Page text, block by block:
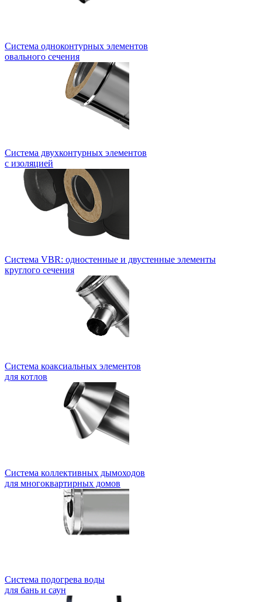
Система одноконтурных элементов
овального сечения
Система двухконтурных элементов
с изоляцией
Система VBR: одностенные и двустенные элементы
круглого сечения
Система коаксиальных элементов
для котлов
Система коллективных дымоходов
для многоквартирных домов
Система подогрева воды
для бань и саун